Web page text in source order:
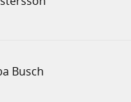
Busch